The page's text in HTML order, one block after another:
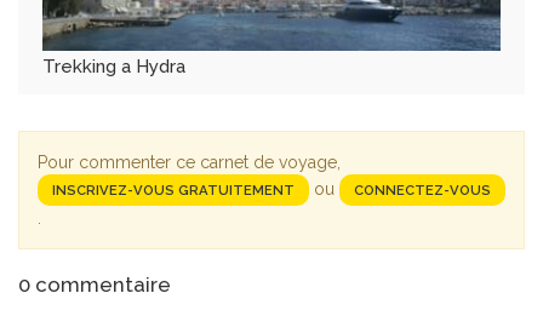
Trekking a Hydra
Pour commenter ce carnet de voyage,
INSCRIVEZ-VOUS GRATUITEMENT ou CONNECTEZ-VOUS
0 commentaire